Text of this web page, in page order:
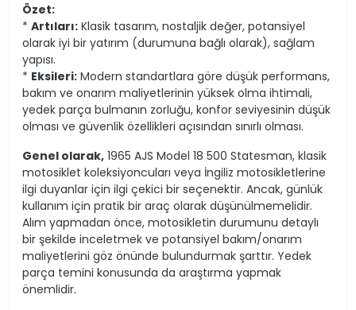
Özet:
* Artıları: Klasik tasarım, nostaljik değer, potansiyel
olarak iyi bir yatırım (durumuna bağlı olarak), sağlam
yapısı.
* Eksileri: Modern standartlara göre düşük performans,
bakım ve onarım maliyetlerinin yüksek olma ihtimali,
yedek parça bulmanın zorluğu, konfor seviyesinin düşük
olması ve güvenlik özellikleri açısından sınırlı olması.
Genel olarak, 1965 AJS Model 18 500 Statesman, klasik
motosiklet koleksiyoncuları veya İngiliz motosikletlerine
ilgi duyanlar için ilgi çekici bir seçenektir. Ancak, günlük
kullanım için pratik bir araç olarak düşünülmemelidir.
Alım yapmadan önce, motosikletin durumunu detaylı
bir şekilde inceletmek ve potansiyel bakım/onarım
maliyetlerini göz önünde bulundurmak şarttır. Yedek
parça temini konusunda da araştırma yapmak
önemlidir.